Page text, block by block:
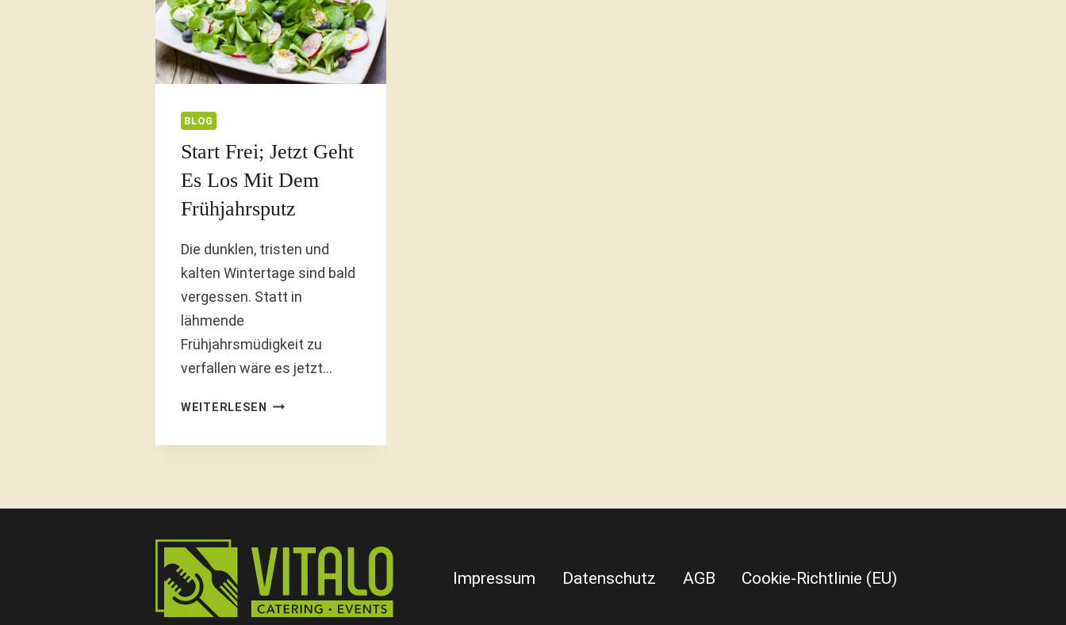
BLOG
Start Frei; Jetzt Geht
Es Los Mit Dem
Frühjahrsputz
Die dunklen, tristen und
kalten Wintertage sind bald
vergessen. Statt in
lähmende
Frühjahrsmüdigkeit zu
verfallen wäre es jetzt…
WEITERLESEN
START
MIT
DEM
FRÜHJAHRSPUTZ
Impressum Datenschutz AGB Cookie-Richtlinie (EU)